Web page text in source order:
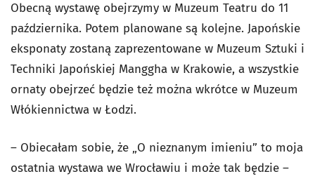
Obecną wystawę obejrzymy w Muzeum Teatru do 11
października. Potem planowane są kolejne. Japońskie
eksponaty zostaną zaprezentowane w Muzeum Sztuki i
Techniki Japońskiej Manggha w Krakowie, a wszystkie
ornaty obejrzeć będzie też można wkrótce w Muzeum
Włókiennictwa w Łodzi.
– Obiecałam sobie, że „O nieznanym imieniu” to moja
ostatnia wystawa we Wrocławiu i może tak będzie –